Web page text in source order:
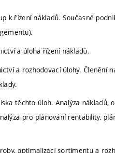
k řízení nákladů. Současné
a úloha řízení nákladů.
a rozhodovací úlohy. Členění
těchto úloh. Analýza nákladů,
pro plánování rentability,
optimalizaci sortimentu a